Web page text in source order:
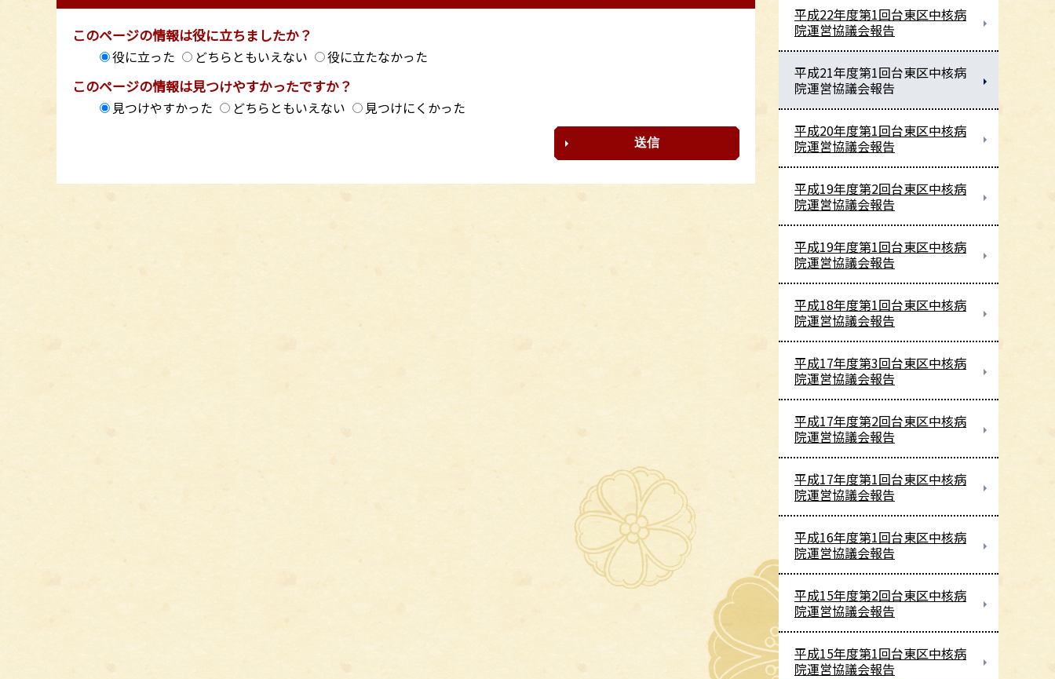
このページの情報は役に立ちましたか？
役に立った どちらともいえない 役に立たなかった
このページの情報は見つけやすかったですか？
見つけやすかった どちらともいえない 見つけにくかった
平成22年度第1回台東区中核病
院運営協議会報告
平成21年度第1回台東区中核病
院運営協議会報告
平成20年度第1回台東区中核病
院運営協議会報告
平成19年度第2回台東区中核病
院運営協議会報告
平成19年度第1回台東区中核病
院運営協議会報告
平成18年度第1回台東区中核病
院運営協議会報告
平成17年度第3回台東区中核病
院運営協議会報告
平成17年度第2回台東区中核病
院運営協議会報告
平成17年度第1回台東区中核病
院運営協議会報告
平成16年度第1回台東区中核病
院運営協議会報告
平成15年度第2回台東区中核病
院運営協議会報告
平成15年度第1回台東区中核病
院運営協議会報告